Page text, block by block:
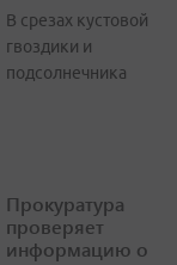
В срезах кустовой
гвоздики и
подсолнечника
Прокуратура
проверяет
информацию о